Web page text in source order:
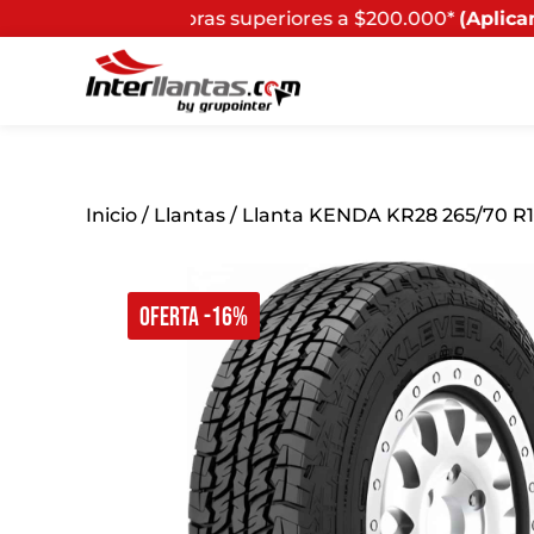
superiores a $200.000*(Aplican Términos y
OFERTA -16%
Inicio / Llantas / Llanta KENDA KR28 265/70